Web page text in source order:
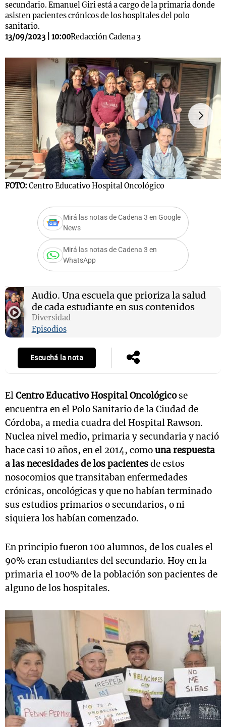
secundario. Emanuel Giri está a cargo de la primaria donde
asisten pacientes crónicos de los hospitales del polo
sanitario.
13/09/2023 | 10:00Redacción Cadena 3
FOTO: Centro Educativo Hospital Oncológico
Mirá las notas de Cadena 3 en Google
News
Mirá las notas de Cadena 3 en
WhatsApp
Audio. Una escuela que prioriza la salud
de cada estudiante en sus contenidos
Diversidad
Episodios
Escuchá la nota
ElCentro Educativo Hospital Oncológicose
encuentra en el Polo Sanitario de la Ciudad de
Córdoba, a media cuadra del Hospital Rawson.
Nuclea nivel medio, primaria y secundaria y nació
hace casi 10 años, en el 2014, comouna respuesta
a las necesidades de los pacientesde estos
nosocomios que transitaban enfermedades
crónicas, oncológicas y que no habían terminado
sus estudios primarios o secundarios, o ni
siquiera los habían comenzado.
En principio fueron 100 alumnos, de los cuales el
90% eran estudiantes del secundario. Hoy en la
primaria el 100% de la población son pacientes de
alguno de los hospitales.
Notas
Mundial 2026
Notas
Cadena 3